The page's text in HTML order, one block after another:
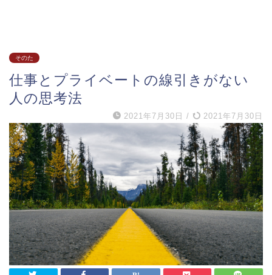
そのた
仕事とプライベートの線引きがない
人の思考法
2021年7月30日 / 2021年7月30日